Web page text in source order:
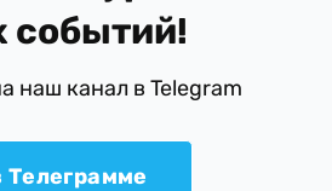
событий!
наш канал в Telegram
Телеграмме